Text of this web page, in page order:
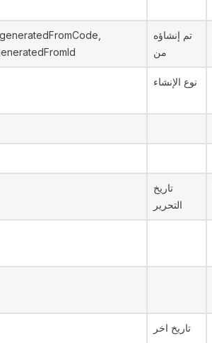
تم إنشاؤه
من
نوع الإنشاء
تاريخ
التحرير
تاريخ اخر